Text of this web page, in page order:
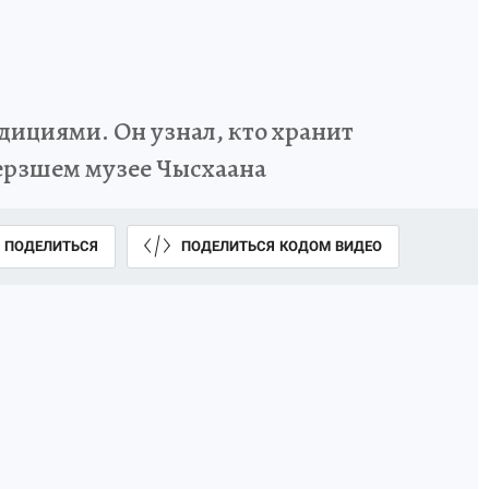
Он узнал, кто хранит
музее Чысхаана
ПОДЕЛИТЬСЯ ПОДЕЛИТЬСЯ КОДОМ ВИДЕО